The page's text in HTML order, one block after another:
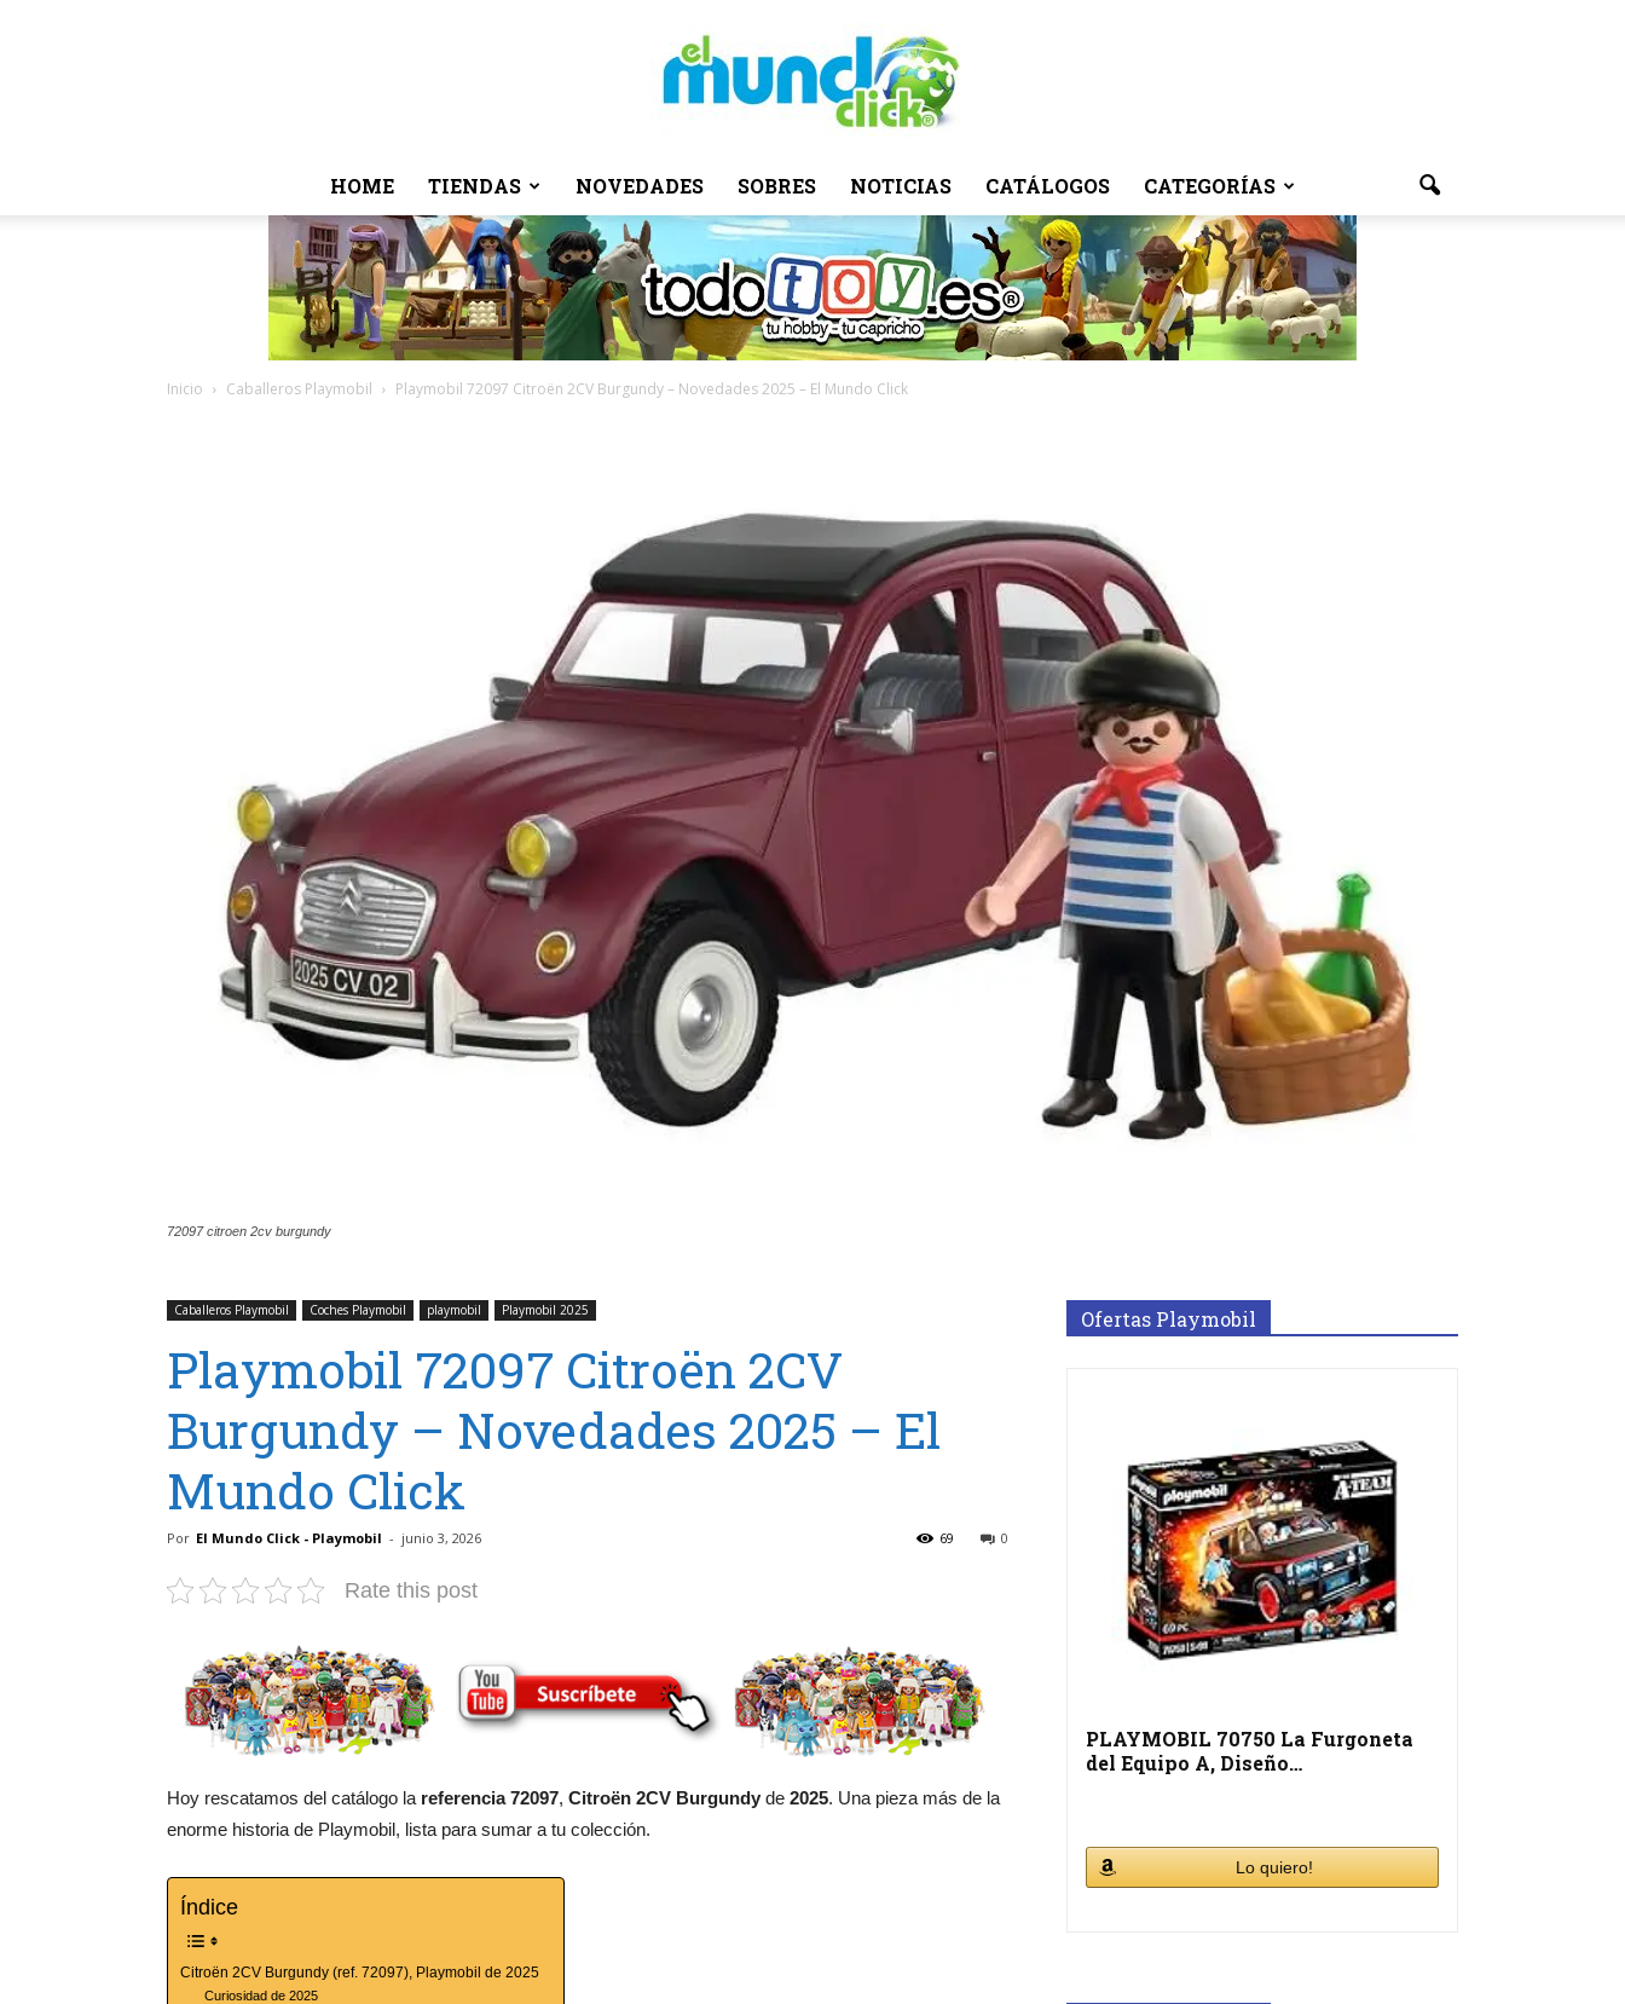
El
HOME TIENDAS NOVEDADES SOBRES NOTICIAS CATÁLOGOS CATEGORÍAS
Inicio Caballeros Playmobil Playmobil 72097 Citroën 2CV Burgundy – Novedades 2025 – El Mundo Click
72097 citroen 2cv burgundy
Caballeros Playmobil Coches Playmobil playmobil Playmobil 2025
Playmobil 72097 Citroën 2CV
Burgundy – Novedades 2025 – El
Mundo Click
Por El Mundo Click - Playmobil - junio 3, 2026 0
69
Rate this post
Hoy rescatamos del catálogo la referencia 72097, Citroën 2CV Burgundy de 2025. Una pieza más de la
enorme historia de Playmobil, lista para sumar a tu colección.
Índice
Citroën 2CV Burgundy (ref. 72097), Playmobil de 2025
Curiosidad de 2025
Ofertas Playmobil
PLAYMOBIL 70750 La Furgoneta
del Equipo A, Diseño…
Lo quiero!